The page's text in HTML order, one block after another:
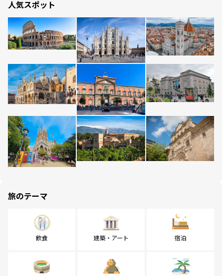
人気スポット
旅のテーマ
飲食 建築・アート 宿泊